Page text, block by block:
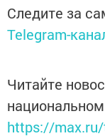
Следите за
Telegram-
Читайте
https://